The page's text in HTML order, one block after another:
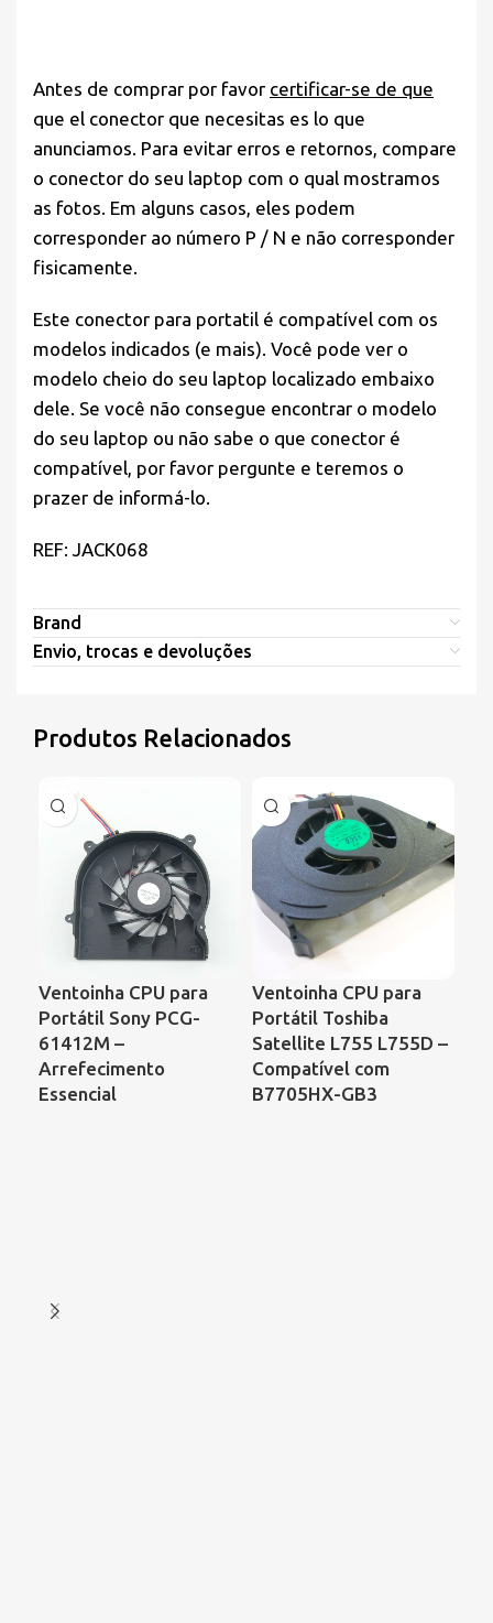
Antes de comprar por favor certificar-se de que
que el conector que necesitas es lo que
anunciamos. Para evitar erros e retornos, compare
o conector do seu laptop com o qual mostramos
as fotos. Em alguns casos, eles podem
corresponder ao número P / N e não corresponder
fisicamente.
Este conector para portatil é compatível com os
modelos indicados (e mais). Você pode ver o
modelo cheio do seu laptop localizado embaixo
dele. Se você não consegue encontrar o modelo
do seu laptop ou não sabe o que conector é
compatível, por favor pergunte e teremos o
prazer de informá-lo.
REF: JACK068
Brand
Envio, trocas e devoluções
Produtos Relacionados
Ventoinha CPU para
Portátil Sony PCG-
61412M –
Arrefecimento
Essencial
Ventoinha CPU para
Portátil Toshiba
Satellite L755 L755D –
Compatível com
B7705HX-GB3